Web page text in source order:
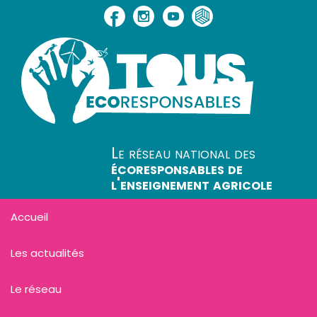
Le réseau national des
écoresponsables de
l'enseignement agricole
Accueil
Les actualités
Le réseau